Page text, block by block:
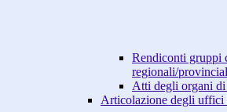
Rendiconti gruppi
regionali/
Atti degli organi
Articolazione degli uffici